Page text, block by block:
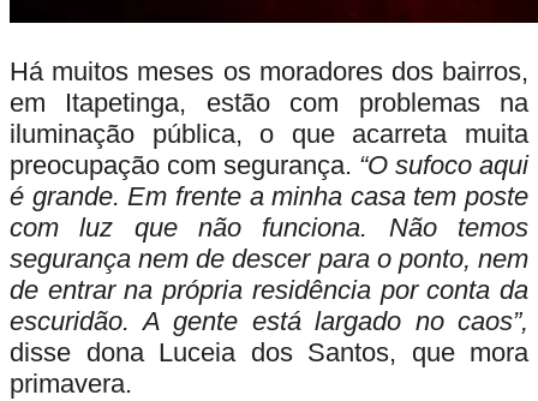
Há muitos meses os moradores dos bairros,
em Itapetinga, estão com problemas na
iluminação pública, o que acarreta muita
preocupação com segurança. “O sufoco aqui
é grande. Em frente a minha casa tem poste
com luz que não funciona. Não temos
segurança nem de descer para o ponto, nem
de entrar na própria residência por conta da
escuridão. A gente está largado no caos”,
disse dona Luceia dos Santos, que mora
primavera.